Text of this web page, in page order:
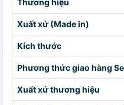
Xuất xứ (Made in)
Kích thước
Phương thức giao hàng
Xuất xứ thương hiệu